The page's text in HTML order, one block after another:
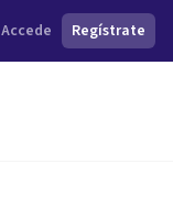
Accede Regístrate